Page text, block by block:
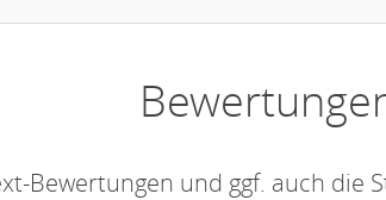
Bewertungen und ggf. auch die